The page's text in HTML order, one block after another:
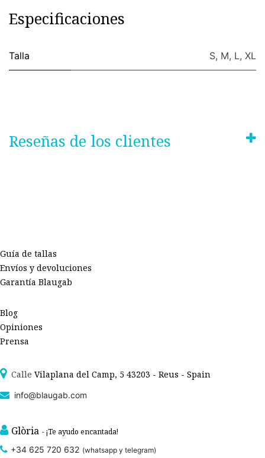
Especificaciones
Talla S, M, L, XL
Reseñas de los clientes
Guía de tallas
Envíos y devoluciones
Garantía Blaugab
Blog
Opiniones
Prensa
Calle Vilaplana del Camp, 5 43203 - Reus - Spain
info@blaugab.com
Glòria - ¡Te ayudo encantada!
+34 625 720 632 (whatsapp y telegram)